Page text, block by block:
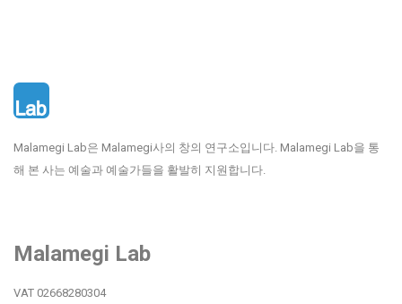
Malamegi Lab은 Malamegi사의 창의 연구소입니다. Malamegi Lab을 통
해 본 사는 예술과 예술가들을 활발히 지원합니다.
Malamegi Lab
VAT 02668280304